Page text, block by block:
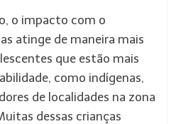
o impacto com o
atinge de maneira mais
que estão mais
como indígenas,
de localidades na zona
dessas crianças